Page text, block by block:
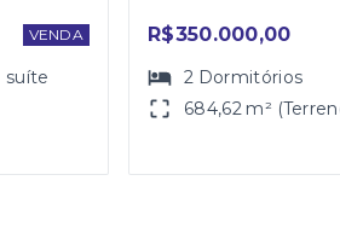
VENDA
suíte
R$350.000,00
2 Dormitórios
684,62 m²